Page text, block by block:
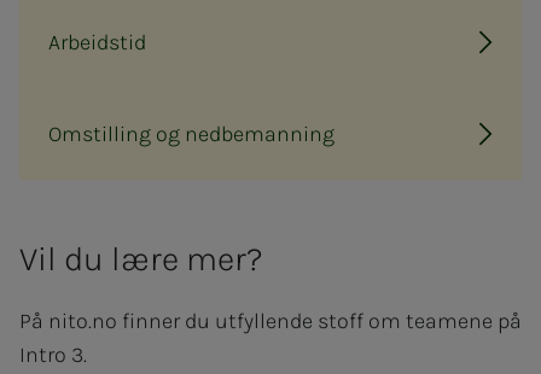
Arbeidstid
Omstilling og nedbemanning
Vil du lære mer?
På nito.no finner du utfyllende stoff om teamene på
Intro 3.